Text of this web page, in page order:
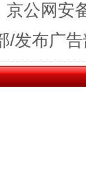
公网安
/发布广